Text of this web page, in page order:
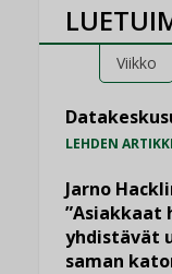
Viikko
LEHDEN
Jarno
”Asiakkaat
yhdistävät
saman